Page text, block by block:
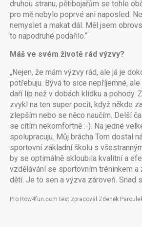
druhou stranu, pětibojařům se tohle
pro mě nebylo poprvé ani naposled.
nemyslet a makat dál. Měl jsem
to napodruhé podařilo.“
Máš ve svém životě rád výzvy?
„Nejen, že mám výzvy rád, ale já je
potřebuju. Bývá to sice nepříjemné,
daří líp než v dobách klídku a pohody.
zvykl na ten super pocit, když někde
zlepším nebo se něco naučím. Delší
se cítím nekomfortně :-). Na jedné
spolupracuju. Můj brácha Tom dostal
sportovní základní školu s
by se optimálně skloubila kvalitní a
vzdělávání se sportovním tréninkem a
dětí. Je to sen a výzva zároveň. Snad
Pro Row4fun.com text zpracoval Zdeněk